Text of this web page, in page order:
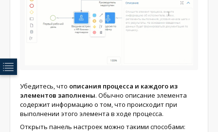
Убедитесь, что описания процесса и каждого из
элементов заполнены. Обычно описание элемента
содержит информацию о том, что происходит при
выполнении этого элемента в ходе процесса.
Открыть панель настроек можно такими способами: